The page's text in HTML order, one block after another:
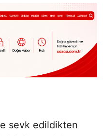
sevk edildikten